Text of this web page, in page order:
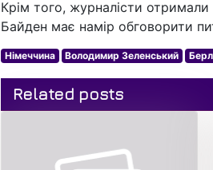
Крім того, журналісти
Байден має намір обговорити
Німеччина Володимир Зеленський
Related posts